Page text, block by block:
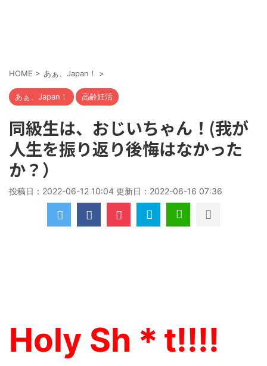
HOME > あぁ、Japan！ >
あぁ、Japan！ 高齢妊活
同級生は、おじいちゃん！(我が
人生を振り返り後悔はなかった
か？）
投稿日：2022-06-12 10:04 更新日： 2022-06-16 07:36
Holy Sh＊t!!!!